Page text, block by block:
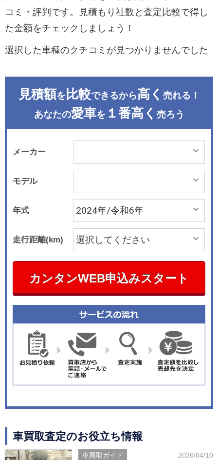
コミ・評判です。見積もり社数と査定比較で得し
た金額をチェックしましょう！
選択した車種のクチコミが見つかりませんでした
見積額を 比較できるから高く 売れる！
あなたの愛車を １番高く 売ろう
メーカー
モデル
年式
走行距離(km)
カンタンWEB申込みスタート
車買取査定のお役立ち情報
車買取ガイド 2026/04/10